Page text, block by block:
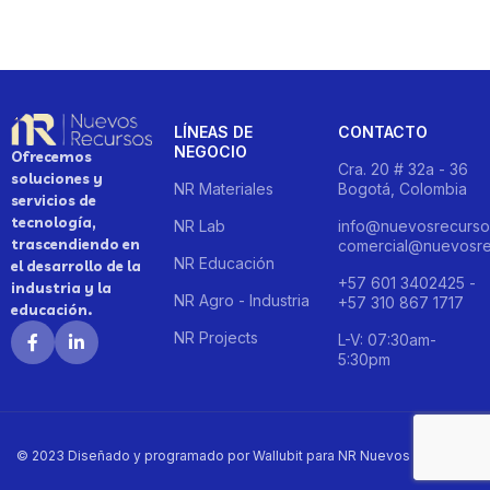
Ofrecemos
soluciones y
servicios de
tecnología,
trascendiendo en
el desarrollo de la
industria y la
educación.
LÍNEAS DE
NEGOCIO
NR Materiales
NR Lab
NR Educación
NR Agro - Industria
NR Projects
CONTACTO
Cra. 20 # 32a - 36
Bogotá, Colombia
+57 601 3402425 -
+57 310 867 1717
L-V: 07:30am-
5:30pm
© 2023 Diseñado y programado por Wallubit para NR Nuevos Recursos